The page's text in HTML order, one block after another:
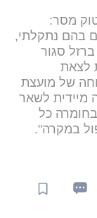
מסר:
בהם נתקלתי,
סגור
לצאת
של מועצת
מיידית לשאר
כל
במקרה".